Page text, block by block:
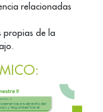
relacionadas
propias de la